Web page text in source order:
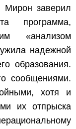
Мирон заверил
программа,
«анализом
надежной
образования.
сообщениями.
хотя и
их отпрыска